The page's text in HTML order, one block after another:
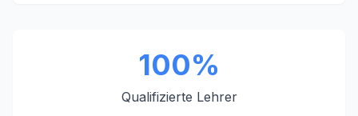
100%
Qualifizierte Lehrer